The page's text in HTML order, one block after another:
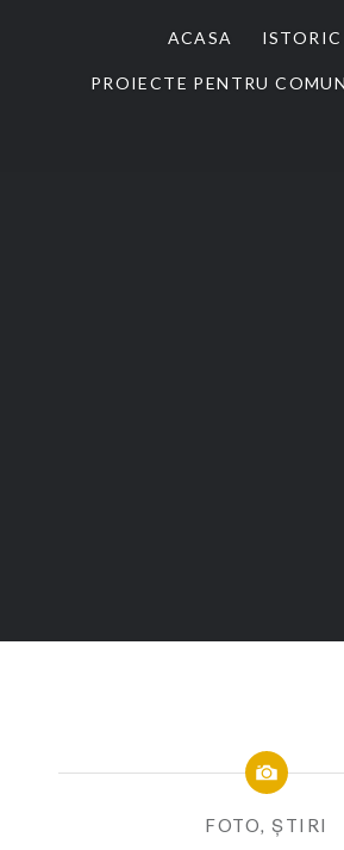
ACASA ISTORIC
PROIECTE PENTRU
FOTO ,ȘTIRI